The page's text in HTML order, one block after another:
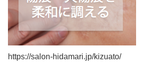
https://salon-hidamari.jp/kizuato/